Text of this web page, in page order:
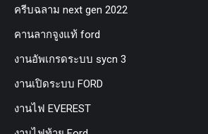
ครีบฉลาม next gen 2022
คานลากจูงแท้ ford
งานอัพเกรดระบบ sycn 3
งานเปิดระบบ FORD
งานไฟ EVEREST